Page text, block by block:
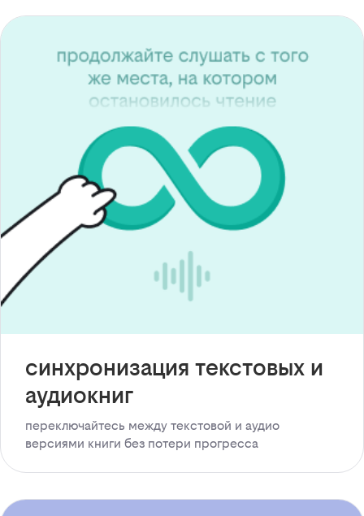
синхронизация текстовых и
аудиокниг
переключайтесь между текстовой и аудио
версиями книги без потери прогресса